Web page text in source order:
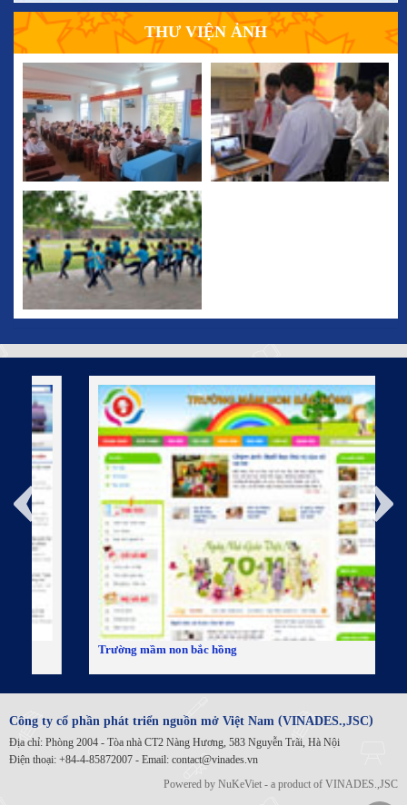
THƯ VIỆN ẢNH
Trường mầm non bắc hồng
Công ty cổ phần phát triển nguồn mở Việt Nam (VINADES.,JSC)
Địa chỉ: Phòng 2004 - Tòa nhà CT2 Nàng Hương, 583 Nguyễn Trãi, Hà Nội
Điện thoại: +84-4-85872007 - Email: contact@vinades.vn
Powered by NuKeViet - a product of VINADES.,JSC